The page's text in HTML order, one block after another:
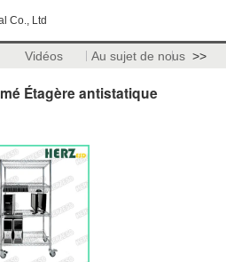
Co., Ltd
Vidéos Au sujet de nous >>
Étagère antistatique